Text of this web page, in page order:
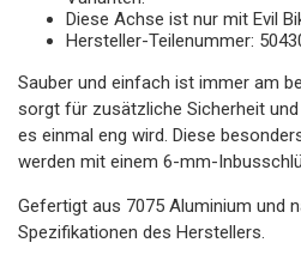
Diese Achse ist nur mit Evil
Hersteller-Teilenummer:
Sauber und einfach ist immer am
sorgt für zusätzliche Sicherheit
es einmal eng wird. Diese
werden mit einem 6-mm-
Gefertigt aus 7075 Aluminium und
Spezifikationen des Herstellers.